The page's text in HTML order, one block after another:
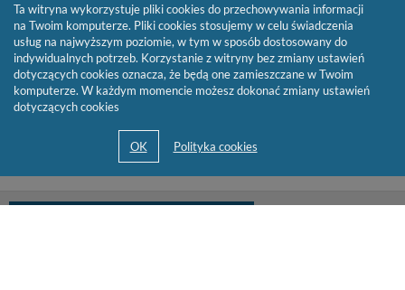
Ta witryna wykorzystuje pliki cookies do przechowywania informacji
na Twoim komputerze. Pliki cookies stosujemy w celu świadczenia
usług na najwyższym poziomie, w tym w sposób dostosowany do
indywidualnych potrzeb. Korzystanie z witryny bez zmiany ustawień
dotyczących cookies oznacza, że będą one zamieszczane w Twoim
komputerze. W każdym momencie możesz dokonać zmiany ustawień
dotyczących cookies